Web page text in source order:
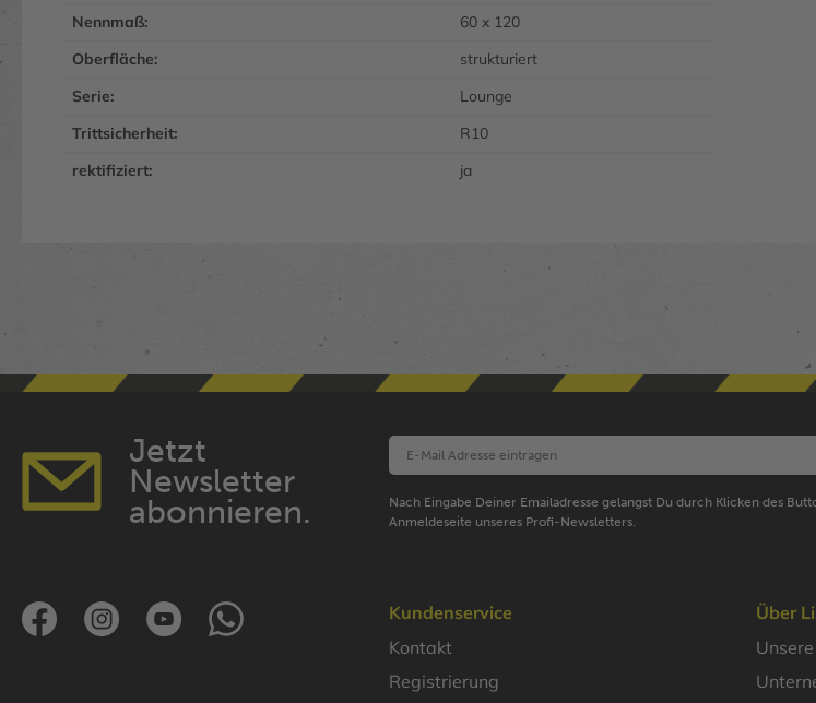
Nennmaß:
60 x 120
Oberfläche:
strukturiert
Serie:
Lounge
Trittsicherheit:
R10
rektifiziert:
ja
Jetzt
Newsletter
abonnieren.
Nach Eingabe Deiner Emailadresse gelangst Du durch Klicken des
Anmeldeseite unseres Profi-Newsletters.
Kundenservice
Kontakt
Registrierung
Über